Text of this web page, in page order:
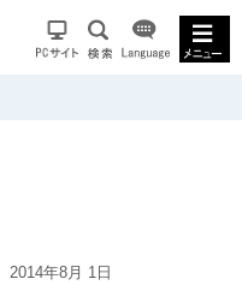
2014年8月 1日